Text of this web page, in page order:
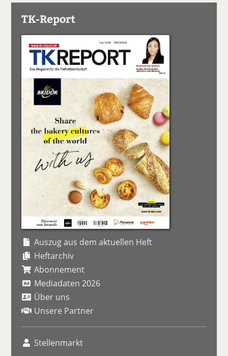
TK-Report
Auszug aus dem aktuellen Heft
Heftarchiv
Abonnement
Mediadaten 2026
Über uns
Unsere Partner
Stellenmarkt